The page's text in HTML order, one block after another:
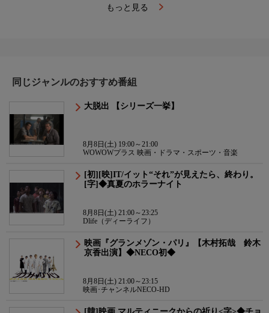
もっと見る
同じジャンルのおすすめ番組
大脱出 【シリーズ一挙】
8月8日(土) 19:00～21:00
WOWOWプラス 映画・ドラマ・スポーツ・音楽
[初][映]IT/イット“それ”が見えたら、終わり。
[字]◆真夏のホラーナイト
8月8日(土) 21:00～23:25
Dlife（ディーライフ）
映画『グランメゾン・パリ』【木村拓哉 鈴木
京香出演】◆NECO初◆
8月8日(土) 21:00～23:15
映画･チャンネルNECO-HD